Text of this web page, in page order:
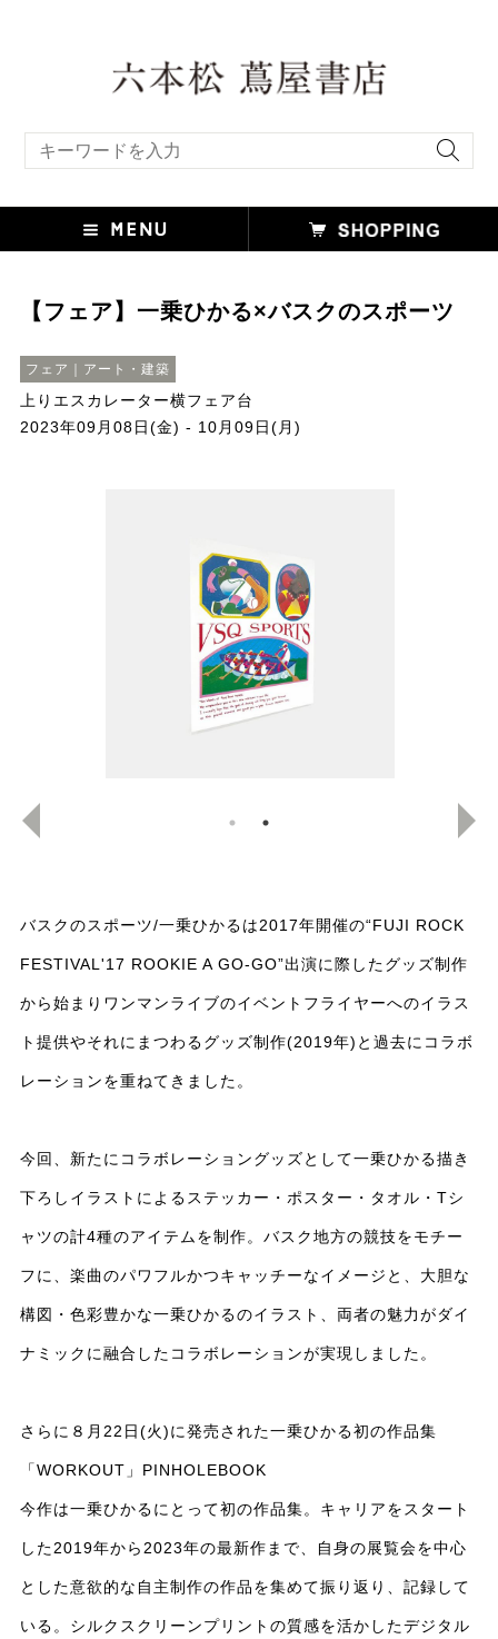
【フェア】一乗ひかる×バスクのスポーツ
フェア｜アート・建築
上りエスカレーター横フェア台
2023年09月08日(金) - 10月09日(月)
バスクのスポーツ/一乗ひかるは2017年開催の“FUJI ROCK
FESTIVAL'17 ROOKIE A GO-GO”出演に際したグッズ制作
から始まりワンマンライブのイベントフライヤーへのイラス
ト提供やそれにまつわるグッズ制作(2019年)と過去にコラボ
レーションを重ねてきました。
今回、新たにコラボレーショングッズとして一乗ひかる描き
下ろしイラストによるステッカー・ポスター・タオル・Tシ
ャツの計4種のアイテムを制作。バスク地方の競技をモチー
フに、楽曲のパワフルかつキャッチーなイメージと、大胆な
構図・色彩豊かな一乗ひかるのイラスト、両者の魅力がダイ
ナミックに融合したコラボレーションが実現しました。
さらに８月22日(火)に発売された一乗ひかる初の作品集
「WORKOUT」PINHOLEBOOK
今作は一乗ひかるにとって初の作品集。キャリアをスタート
した2019年から2023年の最新作まで、自身の展覧会を中心
とした意欲的な自主制作の作品を集めて振り返り、記録して
いる。シルクスクリーンプリントの質感を活かしたデジタル